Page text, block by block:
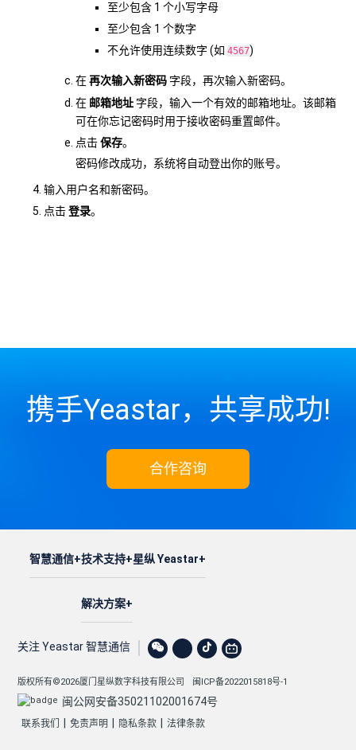
至少包含 1 个小写字母
至少包含 1 个数字
不允许使用连续数字 (如 4567)
在再次输入新密码 字段，再次输入新密码。
在 邮箱地址 字段，输入一个有效的邮箱地址。该邮箱
可在你忘记密码时用于接收密码重置邮件。
点击保存。
密码修改成功，系统将自动登出你的账号。
输入用户名和新密码。
点击登录。
携手Yeastar，共享成功!
合作咨询
智慧通信 技术支持
解决方案
星纵 Yeastar
关注 Yeastar 智慧通信
版权所有©2026厦门星纵数字科技有限公司 闽ICP备2022015818号-1
闽公网安备35021102001674号
联系我们 免责声明 隐私条款 法律条款